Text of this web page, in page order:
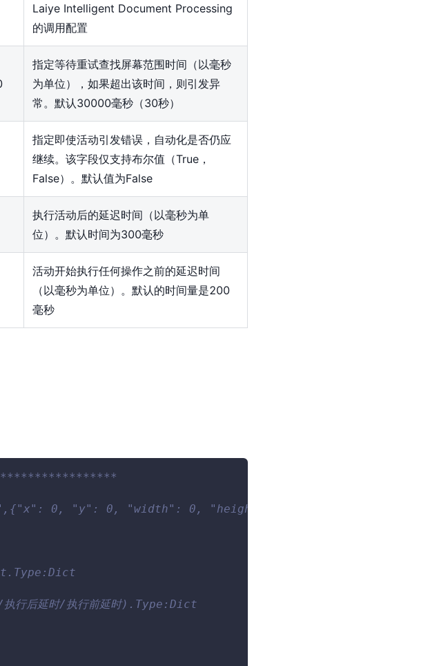
Laiye Intelligent Document Processing
的调用配置
指定等待重试查找屏幕范围时间（以毫秒
为单位），如果超出该时间，则引发异
常。默认30000毫秒（30秒）
指定即使活动引发错误，自动化是否仍应
继续。该字段仅支持布尔值（True，
False）。默认值为False
执行活动后的延迟时间（以毫秒为单
位）。默认时间为300毫秒
活动开始执行任何操作之前的延迟时间
（以毫秒为单位）。默认的时间量是200
毫秒
0, "y": 0, "width": 0, "height":
行后延时/执行前延时).Type:Dict